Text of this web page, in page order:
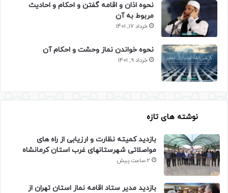
نحوه اذان و اقامه گفتن و احکام و احادیث
مربوط به آن
خرداد 17, 1401
نحوه خواندن نماز وحشت و احکام آن
خرداد 9, 1401
نوشته های تازه
بازدید کمیته نظارت و ارزیابی از راه های
مواصلاتی شهرستانهای غرب استان کرمانشاه
2 ساعت پیش
بازدید مدیر ستاد اقامه نماز استان تهران از